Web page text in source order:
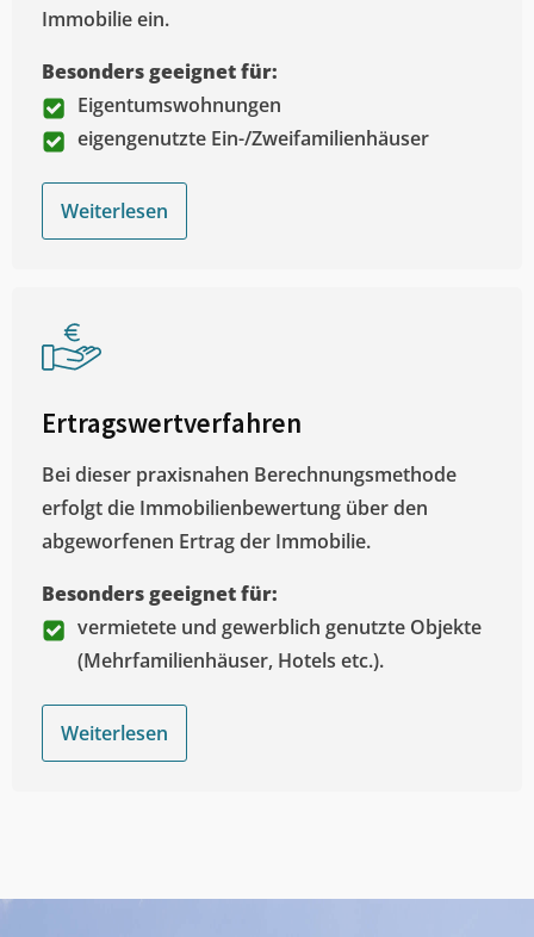
Immobilie ein.
Besonders geeignet für:
Eigentumswohnungen
eigengenutzte Ein-/Zweifamilienhäuser
Weiterlesen
Ertragswertverfahren
Bei dieser praxisnahen Berechnungsmethode
erfolgt die Immobilienbewertung über den
abgeworfenen Ertrag der Immobilie.
Besonders geeignet für:
vermietete und gewerblich genutzte Objekte
(Mehrfamilienhäuser, Hotels etc.).
Weiterlesen